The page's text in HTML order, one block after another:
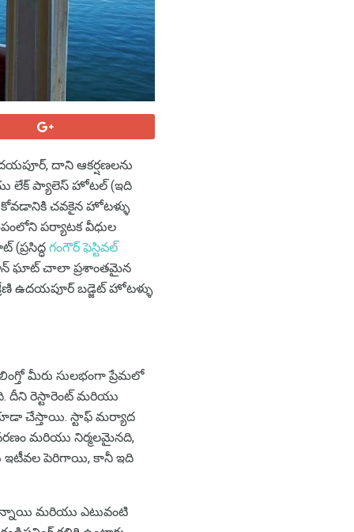
దాని ఆకర్షణలను
లేక్ ప్యాలెస్ హోటల్ (ఇది
చవకైన హోటళ్ళు
పర్యాటక వీధుల
గంగౌర్ ఫెస్టివల్
ఘాట్ చాలా ప్రశాంతమైన
ఉదయపూర్ బడ్జెట్ హోటళ్ళు
మీరు సులభంగా ప్రేమలో
దీని రెస్టారెంట్ మరియు
కూడా చేస్తాయి. స్టాఫ్ మర్యాద
మరియు నిర్మలమైనది,
ఇటీవల పెరిగాయి, కానీ ఇది
మరియు ఎటువంటి